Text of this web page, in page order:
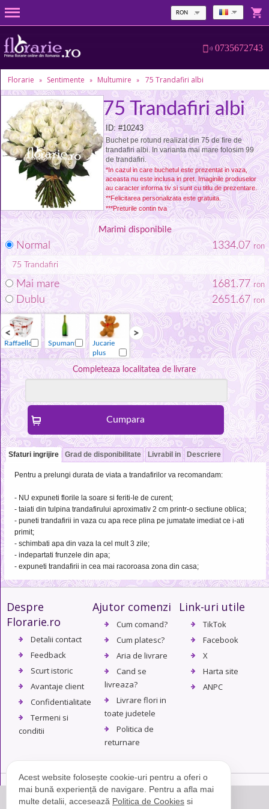
RON
0735672743
Florarie » Sentimente » Multumire » 75 Trandafiri albi
75 Trandafiri albi
ID: #10243
Buchet pe rotund realizat din 75 de fire de
trandafiri albi. In varianta mai mare folosim 99
de trandafiri.
*In cazul in care buchetul este prezentat in vaza,
aceasta nu este inclusa in pret. Imaginile produselor
au caracter informa tiv si sunt cu titlu de prezentare.
**Felicitarea personalizata este gratuita.
***Preturile contin tva
Marimi disponibile
Normal 1334.07 ron
75 Trandafiri
Mai mare 1681.77 ron
Dublu 2651.67 ron
Raffaello Spumant
Jucarie
plus
Vaza Raffaello Spumant
Completeaza localitatea de livrare
Sfaturi ingrijire Grad de disponibilitate Livrabil in Descriere
Pentru a prelungi durata de viata a trandafirilor va recomandam:
- NU expuneti florile la soare si feriti-le de curent;
- taiati din tulpina trandafirului aproximativ 2 cm printr-o sectiune oblica;
- puneti trandafirii in vaza cu apa rece plina pe jumatate imediat ce i-ati
primit;
- schimbati apa din vaza la cel mult 3 zile;
- indepartati frunzele din apa;
- expuneti trandafirii in cea mai racoroasa zona din casa;
Despre
Florarie.ro
Detalii contact
Feedback
Scurt istoric
Avantaje client
Confidentialitate
Termeni si
conditii
Ajutor comenzi
Cum comand?
Cum platesc?
Aria de livrare
Cand se
livreaza?
Livrare flori in
toate judetele
Politica de
returnare
Link-uri utile
TikTok
Facebook
X
Harta site
ANPC
Acest website folosește cookie-uri pentru a oferi o
mai bună experiență de navigare. Pentru a afla mai
multe detalii, accesează Politica de Cookies si